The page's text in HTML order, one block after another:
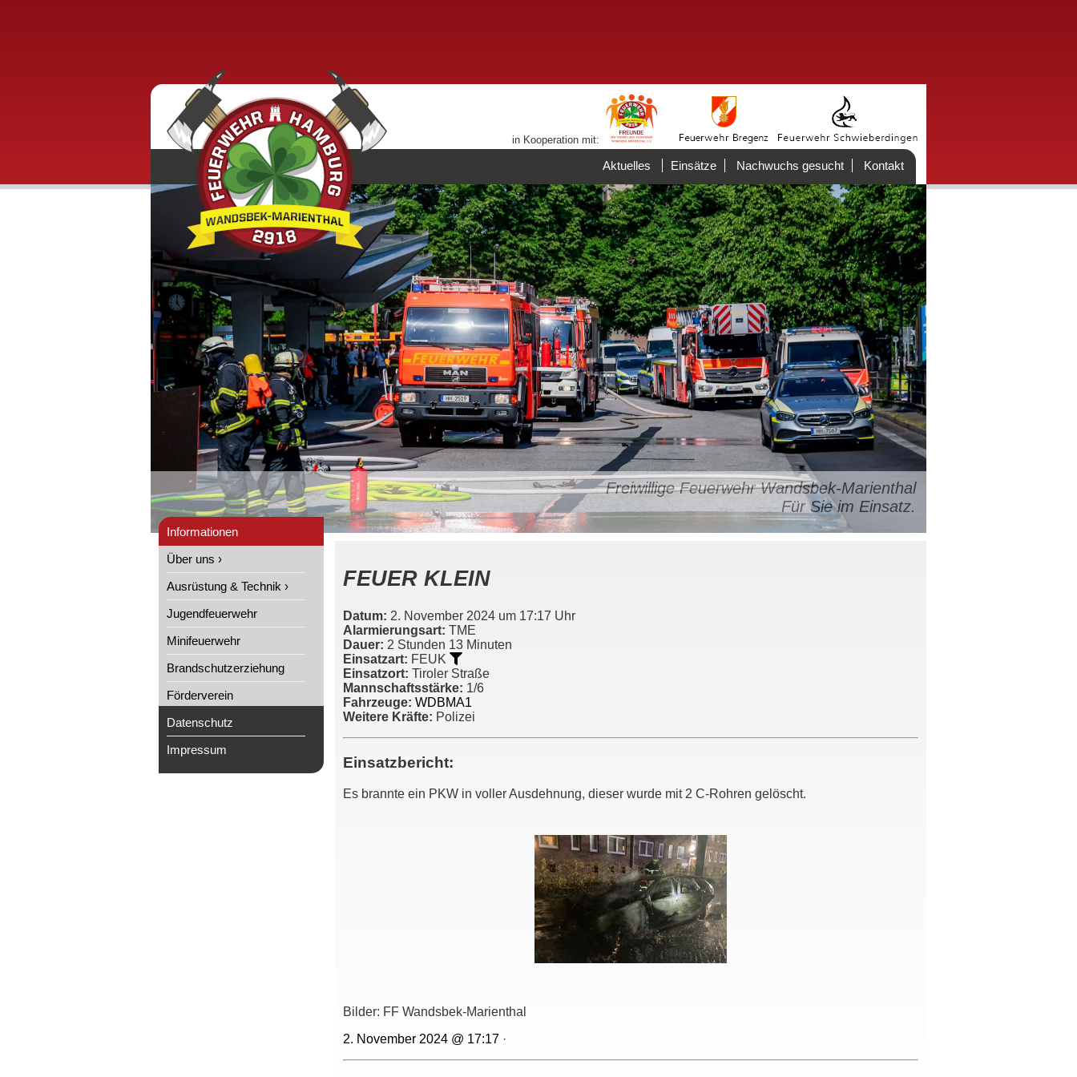
in Kooperation mit:
Aktuelles Einsätze Nachwuchs gesucht Kontakt
Freiwillige Feuerwehr Wandsbek-Marienthal
Für Sie im Einsatz.
Informationen
Über uns ›
Ausrüstung & Technik ›
Jugendfeuerwehr
Minifeuerwehr
Brandschutzerziehung
Förderverein
Datenschutz
Impressum
FEUER KLEIN
Datum: 2. November 2024 um 17:17 Uhr
Alarmierungsart: TME
Dauer: 2 Stunden 13 Minuten
Einsatzart: FEUK
Einsatzort: Tiroler Straße
Mannschaftsstärke: 1/6
Fahrzeuge: WDBMA1
Weitere Kräfte: Polizei
Einsatzbericht:
Es brannte ein PKW in voller Ausdehnung, dieser wurde mit 2 C-Rohren gelöscht.
Bilder: FF Wandsbek-Marienthal
2. November 2024 @ 17:17 ·